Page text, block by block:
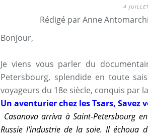
4
Rédigé par Anne
Bonjour,
Je viens vous parler du
Petersbourg, splendide en toute
voyageurs du 18e siècle, conquis par
Un aventurier chez les Tsars, Savez
Casanova arriva à Saint-Petersbourg
Russie l'industrie de la soie. Il échoua